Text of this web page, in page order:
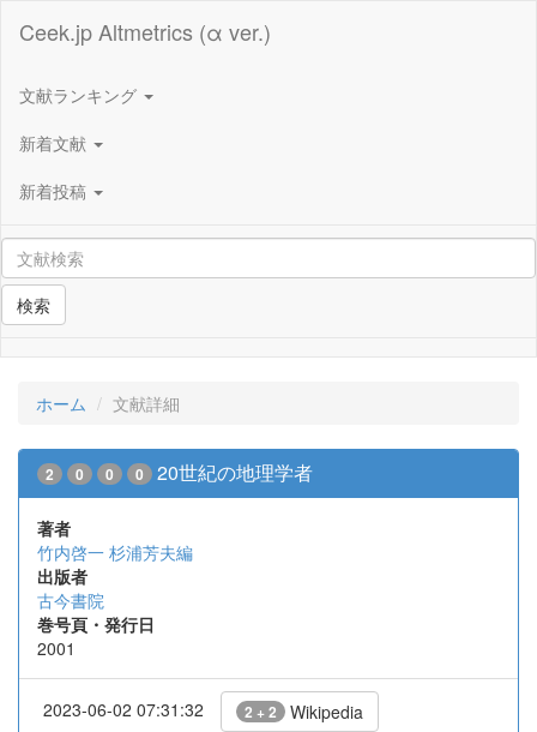
Ceek.jp Altmetrics (α ver.)
文献ランキング
新着文献
新着投稿
検索
ホーム 文献詳細
2 0 0 0 20世紀の地理学者
著者
竹内啓一 杉浦芳夫編
出版者
古今書院
巻号頁・発行日
2001
2023-06-02 07:31:32 2 + 2 Wikipedia